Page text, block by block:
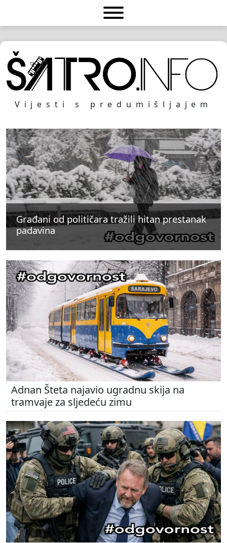
Vijesti s predumišljajem
Građani od političara tražili hitan prestanak
padavina
Građani od političara tražili hitan prestanak
padavina
Građani od političara tražili hitan prestanak
padavina
Adnan Šteta najavio ugradnu skija na
tramvaje za sljedeću zimu